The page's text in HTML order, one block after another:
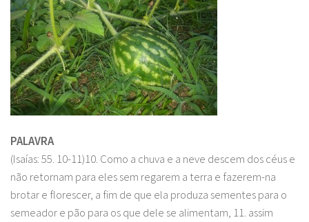
PALAVRA
(Isaías: 55. 10-11)10. Como a chuva e a neve descem dos céus e
não retornam para eles sem regarem a terra e fazerem-na
brotar e florescer, a fim de que ela produza sementes para o
semeador e pão para os que dele se alimentam, 11. assim